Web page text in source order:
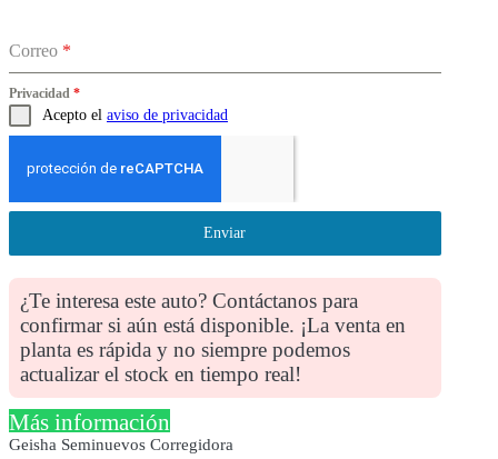
Correo *
Privacidad *
Acepto el aviso de privacidad
Enviar
¿Te interesa este auto? Contáctanos para
confirmar si aún está disponible. ¡La venta en
planta es rápida y no siempre podemos
actualizar el stock en tiempo real!
Más información
Geisha Seminuevos Corregidora